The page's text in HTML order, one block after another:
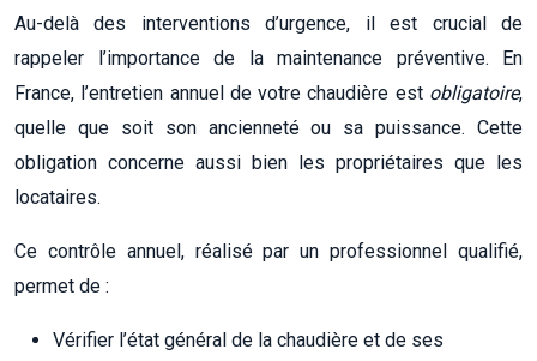
Au-delà des interventions d’urgence, il est crucial de
rappeler l’importance de la maintenance préventive. En
France, l’entretien annuel de votre chaudière est obligatoire,
quelle que soit son ancienneté ou sa puissance. Cette
obligation concerne aussi bien les propriétaires que les
locataires.
Ce contrôle annuel, réalisé par un professionnel qualifié,
permet de :
Vérifier l’état général de la chaudière et de ses